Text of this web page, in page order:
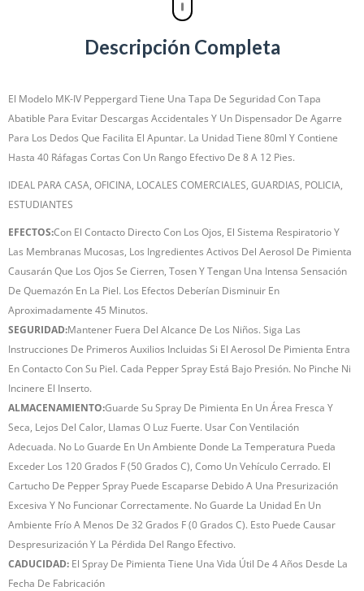
Descripción Completa
El Modelo MK-IV Peppergard Tiene Una Tapa De Seguridad Con Tapa
Abatible Para Evitar Descargas Accidentales Y Un Dispensador De Agarre
Para Los Dedos Que Facilita El Apuntar. La Unidad Tiene 80ml Y Contiene
Hasta 40 Ráfagas Cortas Con Un Rango Efectivo De 8 A 12 Pies.
IDEAL PARA CASA, OFICINA, LOCALES COMERCIALES, GUARDIAS, POLICIA,
ESTUDIANTES
EFECTOS:Con El Contacto Directo Con Los Ojos, El Sistema Respiratorio Y
Las Membranas Mucosas, Los Ingredientes Activos Del Aerosol De Pimienta
Causarán Que Los Ojos Se Cierren, Tosen Y Tengan Una Intensa Sensación
De Quemazón En La Piel. Los Efectos Deberían Disminuir En
Aproximadamente 45 Minutos.
SEGURIDAD:Mantener Fuera Del Alcance De Los Niños. Siga Las
Instrucciones De Primeros Auxilios Incluidas Si El Aerosol De Pimienta Entra
En Contacto Con Su Piel. Cada Pepper Spray Está Bajo Presión. No Pinche Ni
Incinere El Inserto.
ALMACENAMIENTO:Guarde Su Spray De Pimienta En Un Área Fresca Y
Seca, Lejos Del Calor, Llamas O Luz Fuerte. Usar Con Ventilación
Adecuada. No Lo Guarde En Un Ambiente Donde La Temperatura Pueda
Exceder Los 120 Grados F (50 Grados C), Como Un Vehículo Cerrado. El
Cartucho De Pepper Spray Puede Escaparse Debido A Una Presurización
Excesiva Y No Funcionar Correctamente. No Guarde La Unidad En Un
Ambiente Frío A Menos De 32 Grados F (0 Grados C). Esto Puede Causar
Despresurización Y La Pérdida Del Rango Efectivo.
CADUCIDAD: El Spray De Pimienta Tiene Una Vida Útil De 4 Años Desde La
Fecha De Fabricación